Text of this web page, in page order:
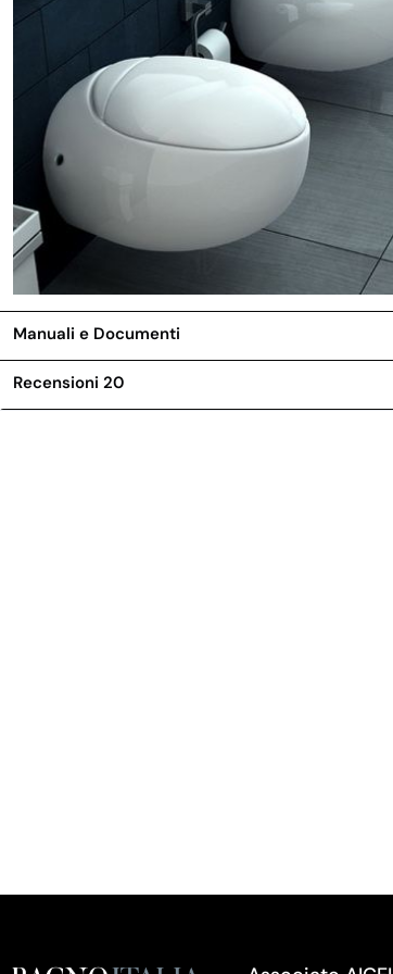
Manuali e Documenti
Recensioni 20